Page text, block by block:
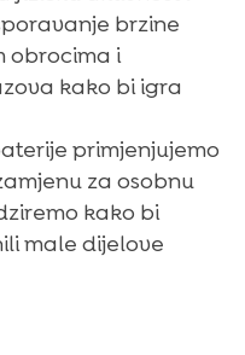
brzine
obrocima i
kako bi igra
primjenjujemo
za osobnu
kako bi
male dijelove